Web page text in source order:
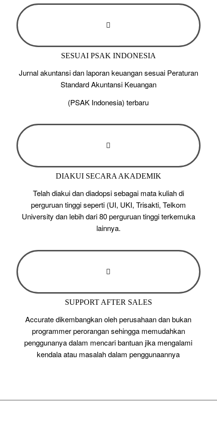
SESUAI PSAK INDONESIA
Jurnal akuntansi dan laporan keuangan sesuai Peraturan
Standard Akuntansi Keuangan
(PSAK Indonesia) terbaru
DIAKUI SECARA AKADEMIK
Telah diakui dan diadopsi sebagai mata kuliah di
perguruan tinggi seperti (UI, UKI, Trisakti, Telkom
University dan lebih dari 80 perguruan tinggi terkemuka
lainnya.
SUPPORT AFTER SALES
Accurate dikembangkan oleh perusahaan dan bukan
programmer perorangan sehingga memudahkan
penggunanya dalam mencari bantuan jika mengalami
kendala atau masalah dalam penggunaannya